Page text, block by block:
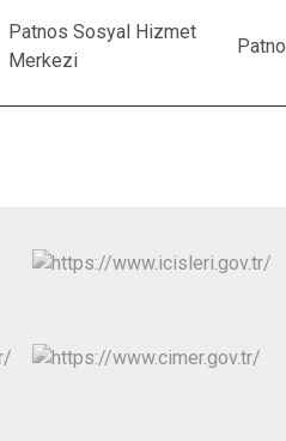
Patnos Sosyal Hizmet
Merkezi